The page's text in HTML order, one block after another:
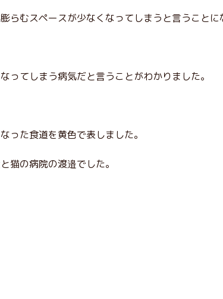
むスペースが少なくなってしまうと言うことに
てしまう病気だと言うことがわかりました。
った食道を黄色で表しました。
猫の病院の渡邉でした。